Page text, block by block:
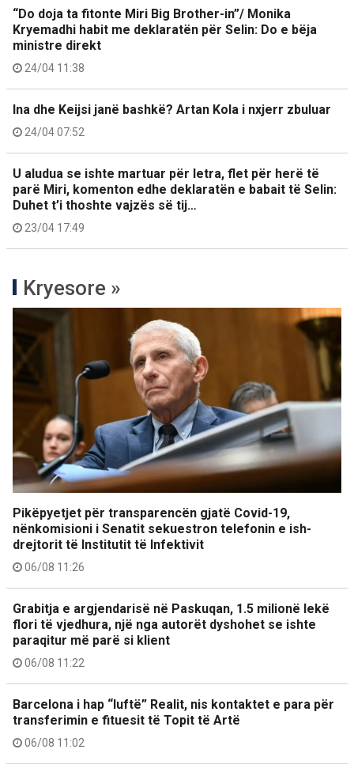
“Do doja ta fitonte Miri Big Brother-in”/ Monika
Kryemadhi habit me deklaratën për Selin: Do e bëja
ministre direkt
24/04 11:38
Ina dhe Keijsi janë bashkë? Artan Kola i nxjerr zbuluar
24/04 07:52
U aludua se ishte martuar për letra, flet për herë të
parë Miri, komenton edhe deklaratën e babait të Selin:
Duhet t’i thoshte vajzës së tij…
23/04 17:49
Kryesore »
Pikëpyetjet për transparencën gjatë Covid-19,
nënkomisioni i Senatit sekuestron telefonin e ish-
drejtorit të Institutit të Infektivit
06/08 11:26
Grabitja e argjendarisë në Paskuqan, 1.5 milionë lekë
flori të vjedhura, një nga autorët dyshohet se ishte
paraqitur më parë si klient
06/08 11:22
Barcelona i hap “luftë” Realit, nis kontaktet e para për
transferimin e fituesit të Topit të Artë
06/08 11:02